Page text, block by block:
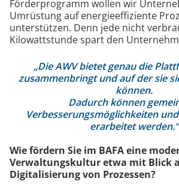
Förderprogramm wollen wir
Umrüstung auf energieeffiziente
unterstützen. Denn jede nicht
Kilowattstunde spart den
„Die AWV bietet genau die
zusammenbringt und auf der sie
können.
Dadurch können
Verbesserungsmöglichkeiten
erarbeitet werden.”
Wie fördern Sie im BAFA eine
Verwaltungskultur etwa mit Blick
Digitalisierung von Prozessen?